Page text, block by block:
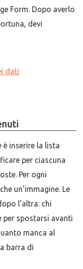
Form. Dopo averlo
devi
dati
è inserire la lista
per ciascuna
Per ogni
un'immagine. Le
l'altra: chi
per spostarsi avanti
manca al
barra di